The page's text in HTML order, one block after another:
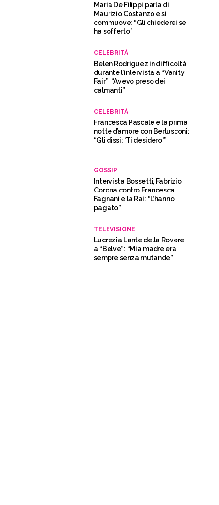
Maria De Filippi parla di
Maurizio Costanzo e si
commuove: “Gli chiederei se
ha sofferto”
CELEBRITÀ
Belen Rodriguez in difficoltà
durante l’intervista a “Vanity
Fair”: “Avevo preso dei
calmanti”
CELEBRITÀ
Francesca Pascale e la prima
notte d’amore con Berlusconi:
“Gli dissi: ‘Ti desidero'”
GOSSIP
Intervista Bossetti, Fabrizio
Corona contro Francesca
Fagnani e la Rai: “L’hanno
pagato”
TELEVISIONE
Lucrezia Lante della Rovere
a “Belve”: “Mia madre era
sempre senza mutande”